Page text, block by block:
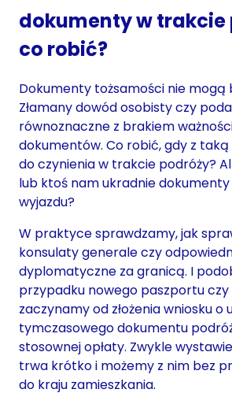
dokumenty w trakcie
co robić?
Dokumenty tożsamości nie mogą
Złamany dowód osobisty czy
równoznaczne z brakiem
dokumentów. Co robić, gdy z
do czynienia w trakcie podróży?
lub ktoś nam ukradnie
wyjazdu?
W praktyce sprawdzamy, jak
konsulaty generale czy
dyplomatyczne za granicą. I
przypadku nowego paszportu czy
zaczynamy od złożenia wniosku o
tymczasowego dokumentu
stosownej opłaty. Zwykle
trwa krótko i możemy z nim bez
do kraju zamieszkania.